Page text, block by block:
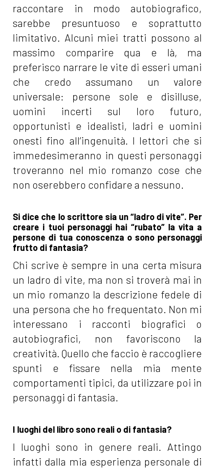
raccontare in modo autobiografico,
sarebbe presuntuoso e soprattutto
limitativo. Alcuni miei tratti possono al
massimo comparire qua e là, ma
preferisco narrare le vite di esseri umani
che credo assumano un valore
universale: persone sole e disilluse,
uomini incerti sul loro futuro,
opportunisti e idealisti, ladri e uomini
onesti fino all’ingenuità. I lettori che si
immedesimeranno in questi personaggi
troveranno nel mio romanzo cose che
non oserebbero confidare a nessuno.
Si dice che lo scrittore sia un “ladro di vite”. Per
creare i tuoi personaggi hai “rubato” la vita a
persone di tua conoscenza o sono personaggi
frutto di fantasia?
Chi scrive è sempre in una certa misura
un ladro di vite, ma non si troverà mai in
un mio romanzo la descrizione fedele di
una persona che ho frequentato. Non mi
interessano i racconti biografici o
autobiografici, non favoriscono la
creatività. Quello che faccio è raccogliere
spunti e fissare nella mia mente
comportamenti tipici, da utilizzare poi in
personaggi di fantasia.
I luoghi del libro sono reali o di fantasia?
I luoghi sono in genere reali. Attingo
infatti dalla mia esperienza personale di